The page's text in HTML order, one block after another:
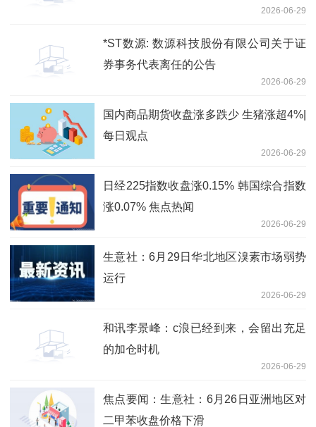
永续资本证券总额将获有效交回-资讯
2026-06-29
*ST数源: 数源科技股份有限公司关于证
券事务代表离任的公告
2026-06-29
国内商品期货收盘涨多跌少 生猪涨超4%|
每日观点
2026-06-29
日经225指数收盘涨0.15% 韩国综合指数
涨0.07% 焦点热闻
2026-06-29
生意社：6月29日华北地区溴素市场弱势
运行
2026-06-29
和讯李景峰：c浪已经到来，会留出充足
的加仓时机
2026-06-29
焦点要闻：生意社：6月26日亚洲地区对
二甲苯收盘价格下滑